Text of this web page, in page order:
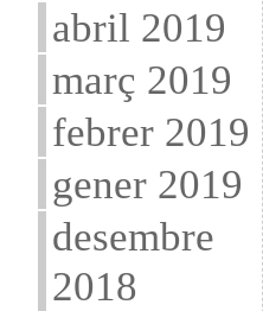
abril 2019
març 2019
febrer 2019
gener 2019
desembre
2018